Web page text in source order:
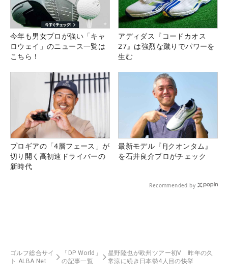
今年も男女プロが強い「キャ
ロウェイ」のニュース一覧は
こちら！
アディダス『コードカオス
27』は強烈な蹴りでパワーを
生む
プロギアの「4層フェース」が
切り開く高初速ドライバーの
新時代
最新モデル『FJクオンタム』
を石井良介プロがチェック
Recommended by
ゴルフ総合サイ
ト ALBA Net
「DP World」
の記事一覧
星野陸也が欧州ツアー初V 昨年の久
常涼に続き日本勢4人目の快挙